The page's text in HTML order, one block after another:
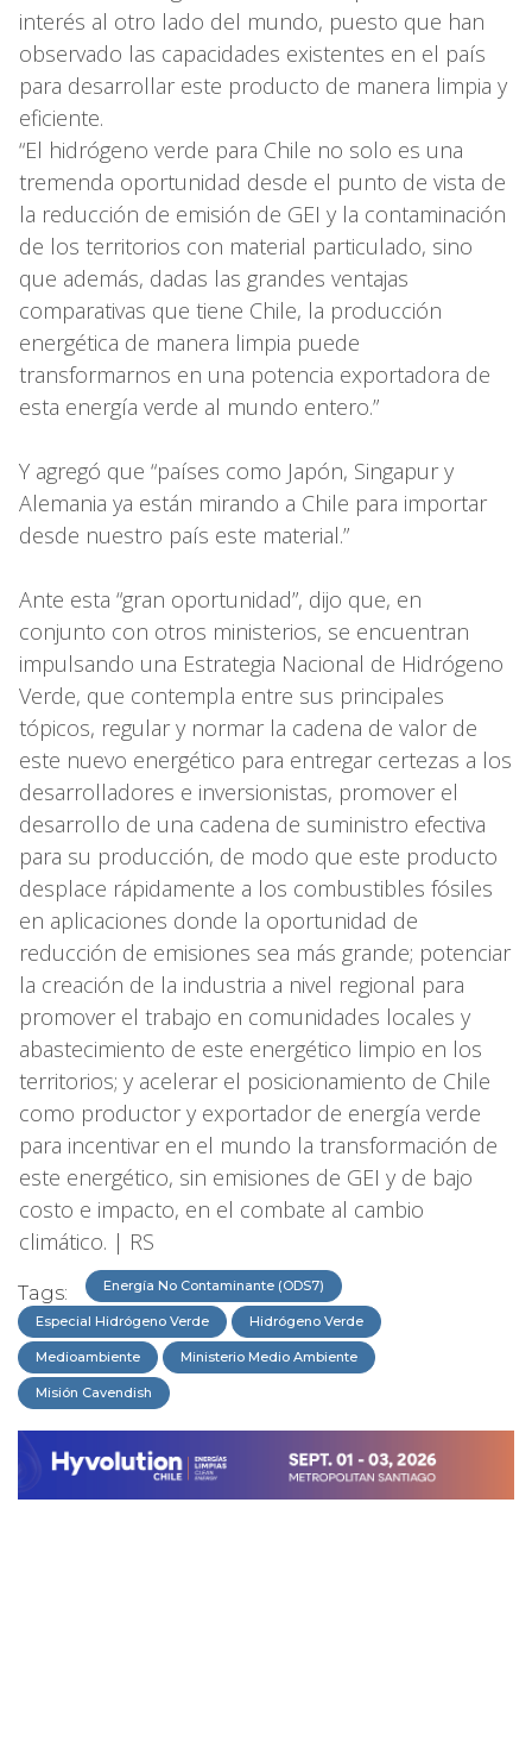
interés al otro lado del mundo, puesto que han
observado las capacidades existentes en el país
para desarrollar este producto de manera limpia y
eficiente.
“El hidrógeno verde para Chile no solo es una
tremenda oportunidad desde el punto de vista de
la reducción de emisión de GEI y la contaminación
de los territorios con material particulado, sino
que además, dadas las grandes ventajas
comparativas que tiene Chile, la producción
energética de manera limpia puede
transformarnos en una potencia exportadora de
esta energía verde al mundo entero.”
Y agregó que “países como Japón, Singapur y
Alemania ya están mirando a Chile para importar
desde nuestro país este material.”
Ante esta “gran oportunidad”, dijo que, en
conjunto con otros ministerios, se encuentran
impulsando una Estrategia Nacional de Hidrógeno
Verde, que contempla entre sus principales
tópicos, regular y normar la cadena de valor de
este nuevo energético para entregar certezas a los
desarrolladores e inversionistas, promover el
desarrollo de una cadena de suministro efectiva
para su producción, de modo que este producto
desplace rápidamente a los combustibles fósiles
en aplicaciones donde la oportunidad de
reducción de emisiones sea más grande; potenciar
la creación de la industria a nivel regional para
promover el trabajo en comunidades locales y
abastecimiento de este energético limpio en los
territorios; y acelerar el posicionamiento de Chile
como productor y exportador de energía verde
para incentivar en el mundo la transformación de
este energético, sin emisiones de GEI y de bajo
costo e impacto, en el combate al cambio
climático. | RS
Tags: Energía No Contaminante (ODS7)
Especial Hidrógeno Verde Hidrógeno Verde
Medioambiente Ministerio Medio Ambiente
Misión Cavendish